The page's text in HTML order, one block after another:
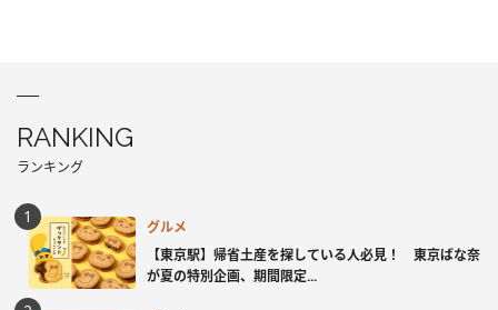
RANKING
ランキング
グルメ
【東京駅】帰省土産を探している人必見！ 東京ばな奈
が夏の特別企画、期間限定...